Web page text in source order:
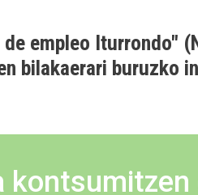
empleo Iturrondo"
bilakaerari buruzko